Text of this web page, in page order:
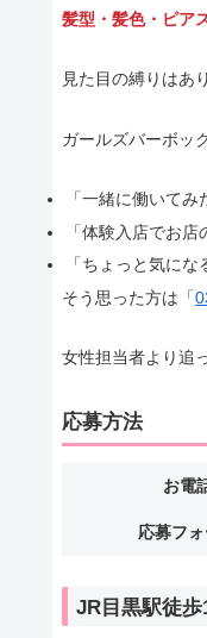
髪型・髪色・ピア
見た目の縛りはあ
ガールズバーボッ
「一緒に働いてみ
「体験入店でお店
「ちょっと気にな
そう思った方は「
女性担当者より追
応募方法
お電
応募フ
JR目黒駅徒